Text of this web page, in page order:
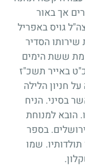
אך באור
גויס באפריל
הסדיר
ששת הימים
באייר תשכ"ז
חניון הלילה
בסיני. הניח
הובא למנוחת
בספר
שמו